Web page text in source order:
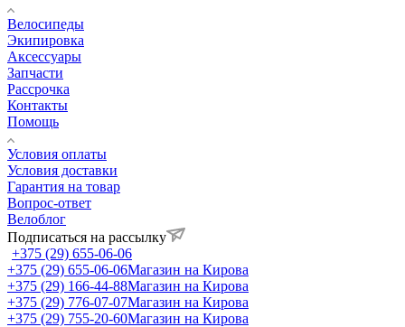
Велосипеды
Экипировка
Аксессуары
Запчасти
Рассрочка
Контакты
Помощь
Условия оплаты
Условия доставки
Гарантия на товар
Вопрос-ответ
Велоблог
Подписаться на рассылку
+375 (29) 655-06-06
+375 (29) 655-06-06Магазин на Кирова
+375 (29) 166-44-88Магазин на Кирова
+375 (29) 776-07-07Магазин на Кирова
+375 (29) 755-20-60Магазин на Кирова